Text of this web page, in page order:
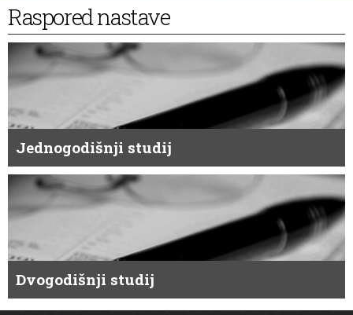
Vi ste ovdje
Raspored nastave
Jednogodišnji studij
Dvogodišnji studij